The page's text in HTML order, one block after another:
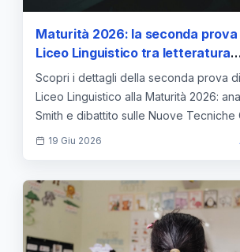
Maturità 2026: la seconda prova
Liceo Linguistico tra letteratura
contemporanea e nuove
Scopri i dettagli della seconda prova
Liceo Linguistico alla Maturità 2026:
Smith e dibattito sulle Nuove Tecniche
(NGT).
19 Giu 2026